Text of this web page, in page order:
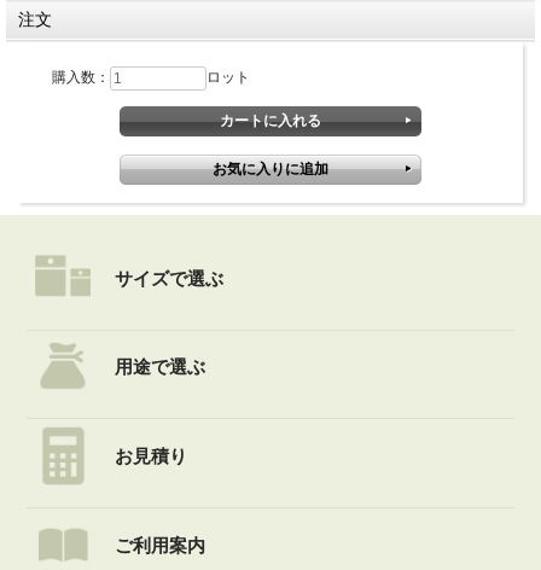
注文
購入数： ロット
サイズで選ぶ
用途で選ぶ
お見積り
ご利用案内